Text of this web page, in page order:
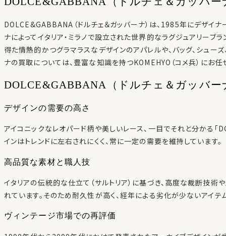
DOLCE&GABBANA（ドルチェ＆ガッバーナ）は、1985年にデザイナ
ナによってイタリア・ミラノで設立された世界的なラグジュアリーブ
得た情熱的かつグラマラスなデザインのアパレルや、バッグ、シュー
ナの買取については、豊富な知識を持つKOMEHYO（コメ兵）にお任
DOLCE&GABBANA（ドルチェ＆ガッバー
デザインの需要の高さ
アイコニックなレオパード柄や美しいレース、一目でそれと分かる「
インはトレンドに左右されにくく、常に一定の需要を維持しています。
高品質な素材と職人技
イタリアの伝統的な仕立て（サルトリア）に基づき、高度な裁断技術
れています。そのため耐久性が高く、経年による劣化が少ないアイテ
ヴィンテージ市場での再評価